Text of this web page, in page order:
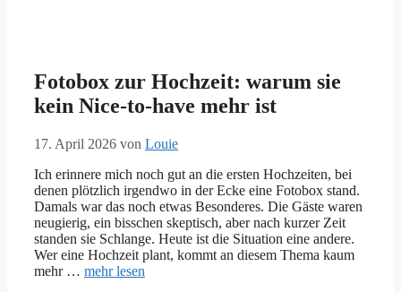
Fotobox zur Hochzeit: warum sie
kein Nice-to-have mehr ist
17. April 2026 von Louie
Ich erinnere mich noch gut an die ersten Hochzeiten, bei
denen plötzlich irgendwo in der Ecke eine Fotobox stand.
Damals war das noch etwas Besonderes. Die Gäste waren
neugierig, ein bisschen skeptisch, aber nach kurzer Zeit
standen sie Schlange. Heute ist die Situation eine andere.
Wer eine Hochzeit plant, kommt an diesem Thema kaum
mehr … mehr lesen